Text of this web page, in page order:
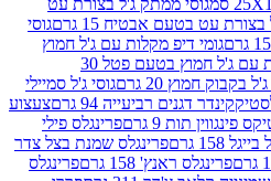
ממתק ג'ל בצורת עט
אבטיח 15 גרם
גוסי
דיפ מקלות עם ג'ל חמוץ
גומי דיפ מקלות עם ג'ל חמוץ בטעם פטל 30
גרם
גוסי ג'ל סמיילי
רביעייה 94 גרם
צעצוע
גרם
פרינגלס פילי
פרינגלס שמנת בצל צדר
158 גרם
פרינגלס